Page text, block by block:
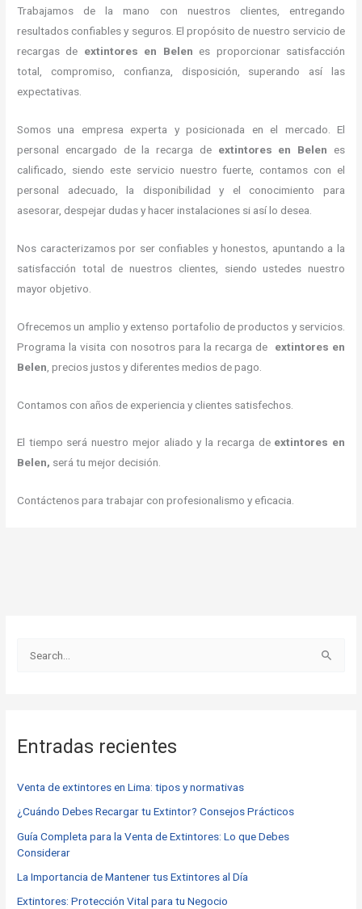
Trabajamos de la mano con nuestros clientes, entregando
resultados confiables y seguros. El propósito de nuestro servicio de
recargas de extintores en Belen es proporcionar satisfacción
total, compromiso, confianza, disposición, superando así las
expectativas.
Somos una empresa experta y posicionada en el mercado. El
personal encargado de la recarga de extintores en Belen es
calificado, siendo este servicio nuestro fuerte, contamos con el
personal adecuado, la disponibilidad y el conocimiento para
asesorar, despejar dudas y hacer instalaciones si así lo desea.
Nos caracterizamos por ser confiables y honestos, apuntando a la
satisfacción total de nuestros clientes, siendo ustedes nuestro
mayor objetivo.
Ofrecemos un amplio y extenso portafolio de productos y servicios.
Programa la visita con nosotros para la recarga de extintores en
Belen , precios justos y diferentes medios de pago.
Contamos con años de experiencia y clientes satisfechos.
El tiempo será nuestro mejor aliado y la recarga de extintores en
Belen, será tu mejor decisión.
Contáctenos para trabajar con profesionalismo y eficacia.
a
p
o
r
:
Entradas recientes
Venta de extintores en Lima: tipos y normativas
¿Cuándo Debes Recargar tu Extintor? Consejos Prácticos
Guía Completa para la Venta de Extintores: Lo que Debes
Considerar
La Importancia de Mantener tus Extintores al Día
Extintores: Protección Vital para tu Negocio